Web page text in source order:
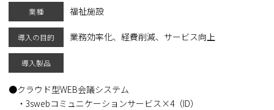
業種 福祉施設
導入の目的 業務効率化、経費削減、サービス向上
導入製品
クラウド型WEB会議システム
・3swebコミュニケーションサービス×4（ID）